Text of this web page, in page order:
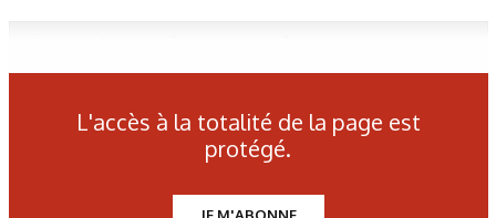
systèmes laser particuliers, industriels ou développés dans
L'accès à la totalité de la page est
protégé.